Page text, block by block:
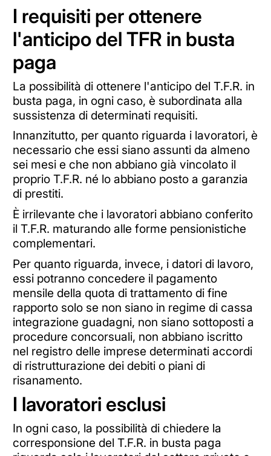
I requisiti per ottenere
l'anticipo del TFR in busta
paga
La possibilità di ottenere l'anticipo del T.F.R. in
busta paga, in ogni caso, è subordinata alla
sussistenza di determinati requisiti.
Innanzitutto, per quanto riguarda i lavoratori, è
necessario che essi siano assunti da almeno
sei mesi e che non abbiano già vincolato il
proprio T.F.R. né lo abbiano posto a garanzia
di prestiti.
È irrilevante che i lavoratori abbiano conferito
il T.F.R. maturando alle forme pensionistiche
complementari.
Per quanto riguarda, invece, i datori di lavoro,
essi potranno concedere il pagamento
mensile della quota di trattamento di fine
rapporto solo se non siano in regime di cassa
integrazione guadagni, non siano sottoposti a
procedure concorsuali, non abbiano iscritto
nel registro delle imprese determinati accordi
di ristrutturazione dei debiti o piani di
risanamento.
I lavoratori esclusi
In ogni caso, la possibilità di chiedere la
corresponsione del T.F.R. in busta paga